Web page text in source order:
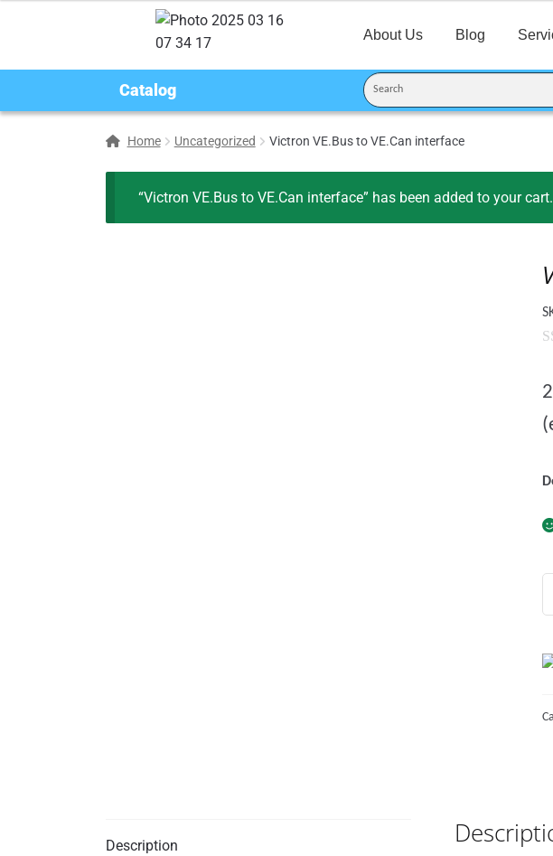
About Us Blog
Catalog
Home Uncategorized Victron VE.Bus to VE.Can interface
“Victron VE.Bus to VE.Can interface” has been added to your cart.
u
t
Description